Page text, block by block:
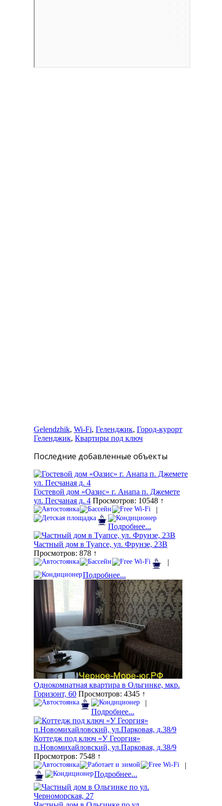
Gelendzhik, Wi-Fi, Геленджик, Город-курорт
Геленджик, Квартиры под ключ
Последние добавленные объекты
Гостевой дом «Оазис» г. Анапа п. Джемете
ул. Песчаная д. 4 Просмотров: 10548 ↑
|
Подробнее...
Частный дом в Туапсе, ул. Фрунзе, 23В
Просмотров: 878 ↑
|
Подробнее...
Однокомнатная квартира в Ольгинке, мкр.
Горизонт, 60 Просмотров: 4345 ↑
|
Подробнее...
Коттедж под ключ «У Георгия»
п.Новомихайловский, ул.Парковая, д.38/9
Просмотров: 7548 ↑
|
Подробнее...